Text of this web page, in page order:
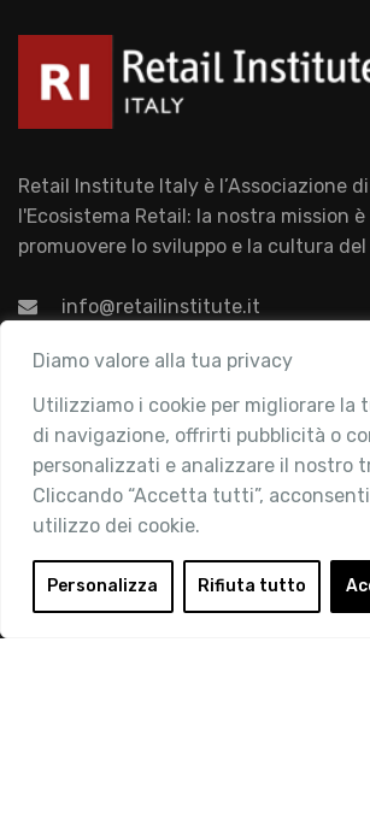
Diamo valore alla tua privacy
Utilizziamo i cookie per migliorare la
di navigazione, offrirti pubblicità o
personalizzati e analizzare il nostro
Cliccando “Accetta tutti”,
utilizzo dei cookie.
Personalizza Rifiuta tutto
Retail Institute Italy è l’Associazione
l'Ecosistema Retail: la nostra mission
promuovere lo sviluppo e la cultura
info@retailinstitute.it
Associazione
Chi siamo
Attività
Contatti
Area Riservata
Login
Diventa Socio